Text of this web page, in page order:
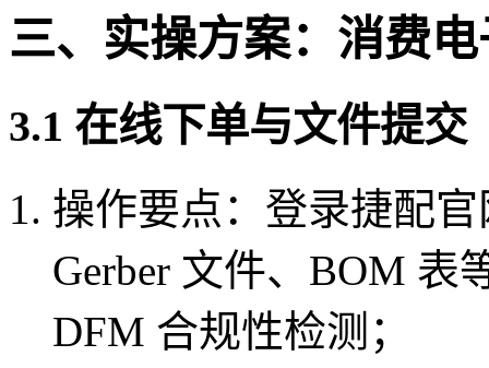
三、实操方案：消费
3.1 在线下单与文件提交
操作要点：登录捷配
Gerber 文件、BOM 表
DFM 合规性检测；